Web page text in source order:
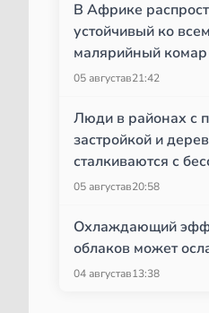
В Африке
устойчивый ко
малярийный комар
05 августав21:42
Люди в районах с
застройкой и
сталкиваются с
05 августав20:58
Охлаждающий
облаков может
04 августав13:38